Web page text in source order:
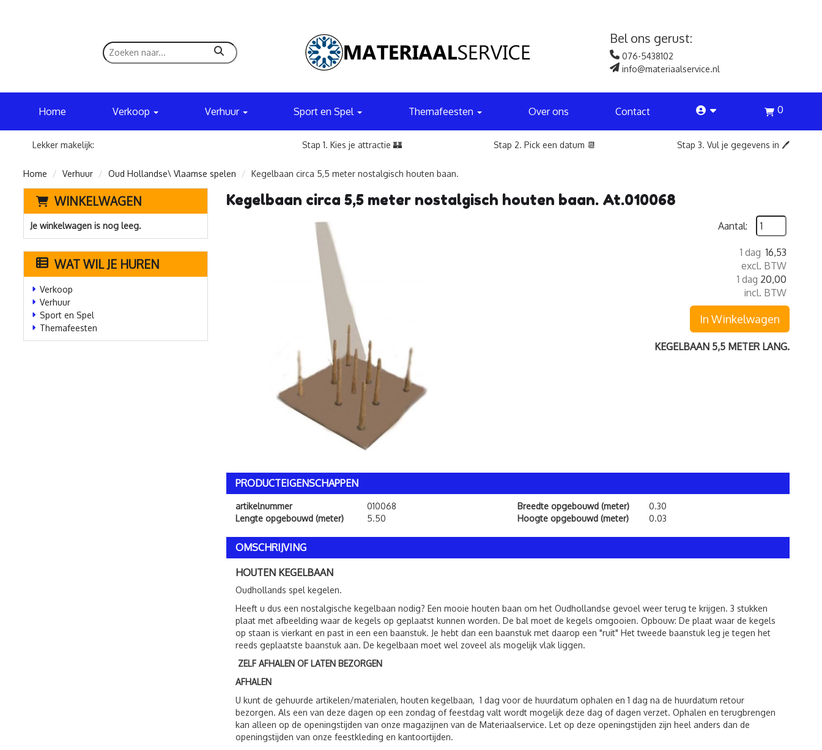
zoeken
Bel ons gerust:
076-5438102
info@materiaalservice.nl
Home Verkoop Verhuur Sport en Spel Themafeesten Over ons Contact account 0
Lekker makelijk: Stap 1. Kies je attractie 🏰 Stap 2. Pick een datum 📆 Stap 3. Vul je gegevens in 🖊️
Home Verhuur Oud Hollandse\ Vlaamse spelen Kegelbaan circa 5,5 meter nostalgisch houten baan.
WINKELWAGEN
Je winkelwagen is nog leeg.
WAT WIL JE HUREN
Verkoop
Verhuur
Sport en Spel
Themafeesten
Kegelbaan circa 5,5 meter nostalgisch houten baan. At.010068
Aantal:
1 dag 16,53
excl. BTW
1 dag 20,00
incl. BTW
In Winkelwagen
KEGELBAAN 5,5 METER LANG.
PRODUCTEIGENSCHAPPEN
artikelnummer
010068
Lengte opgebouwd (meter)
5.50
Breedte opgebouwd (meter)
0.30
Hoogte opgebouwd (meter)
0.03
OMSCHRIJVING
HOUTEN KEGELBAAN
Oudhollands spel kegelen.
Heeft u dus een nostalgische kegelbaan nodig? Een mooie houten baan om het Oudhollandse gevoel weer terug te krijgen. 3 stukken
plaat met afbeelding waar de kegels op geplaatst kunnen worden. De bal moet de kegels omgooien. Opbouw: De plaat waar de kegels
op staan is vierkant en past in een een baanstuk. Je hebt dan een baanstuk met daarop een "ruit" Het tweede baanstuk leg je tegen het
reeds geplaatste baanstuk aan. De kegelbaan moet wel zoveel als mogelijk vlak liggen.
ZELF AFHALEN OF LATEN BEZORGEN
AFHALEN
U kunt de gehuurde artikelen/materialen, houten kegelbaan, 1 dag voor de huurdatum ophalen en 1 dag na de huurdatum retour
bezorgen. Als een van deze dagen op een zondag of feestdag valt wordt mogelijk deze dag of dagen verzet. Ophalen en terugbrengen
kan alleen op de openingstijden van onze magazijnen van de Materiaalservice. Let op deze openingstijden zijn heel anders dan de
openingstijden van onze feestkleding en kantoortijden.